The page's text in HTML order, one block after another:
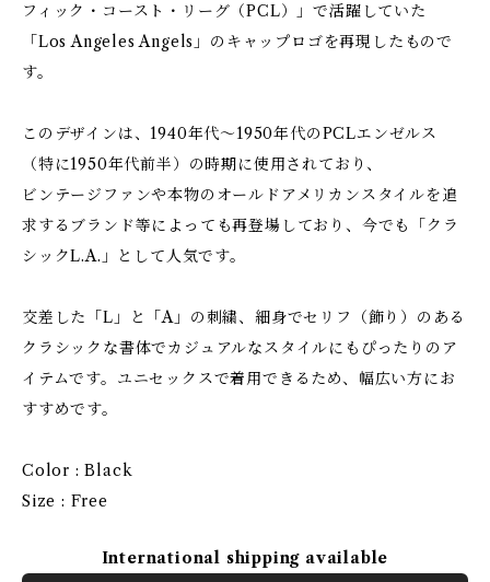
フィック・コースト・リーグ（PCL）」で活躍していた
「Los Angeles Angels」のキャップロゴを再現したもので
す。
このデザインは、1940年代〜1950年代のPCLエンゼルス
（特に1950年代前半）の時期に使用されており、
ビンテージファンや本物のオールドアメリカンスタイルを追
求するブランド等によっても再登場しており、今でも「クラ
シックL.A.」として人気です。
交差した「L」と「A」の刺繍、細身でセリフ（飾り）のある
クラシックな書体でカジュアルなスタイルにもぴったりのア
イテムです。ユニセックスで着用できるため、幅広い方にお
すすめです。
Color : Black
Size : Free
International shipping available